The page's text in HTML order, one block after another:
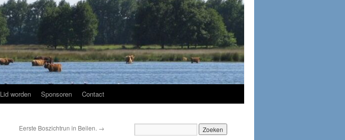
Lid worden Sponsoren Contact
Eerste Boszichtrun in Beilen. →